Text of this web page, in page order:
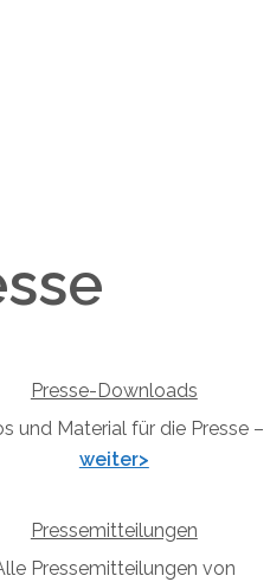
Presse-Downloads
und Material für die Presse –
weiter>
Pressemitteilungen
Pressemitteilungen von